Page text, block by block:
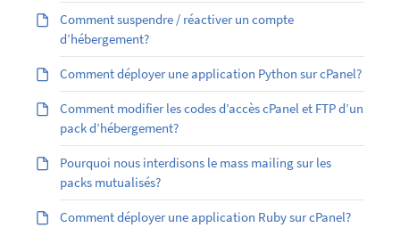
Comment suspendre / réactiver un compte
d’hébergement?
Comment déployer une application Python sur cPanel?
Comment modifier les codes d’accès cPanel et FTP d’un
pack d’hébergement?
Pourquoi nous interdisons le mass mailing sur les
packs mutualisés?
Comment déployer une application Ruby sur cPanel?